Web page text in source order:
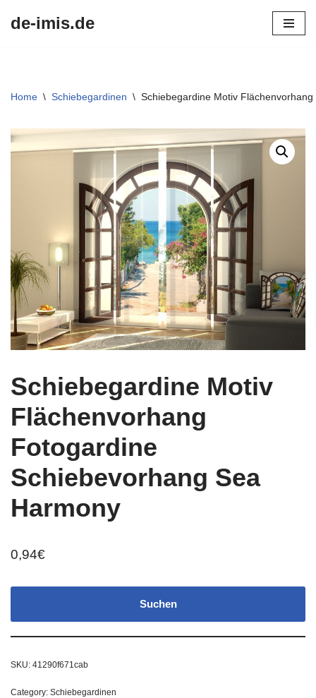
de-imis.de
Home \ Schiebegardinen \ Schiebegardine Motiv
Schiebegardine Motiv
Flächenvorhang
Fotogardine
Schiebevorhang Sea
Harmony
0,94€
Suchen
SKU: 41290f671cab
Category: Schiebegardinen